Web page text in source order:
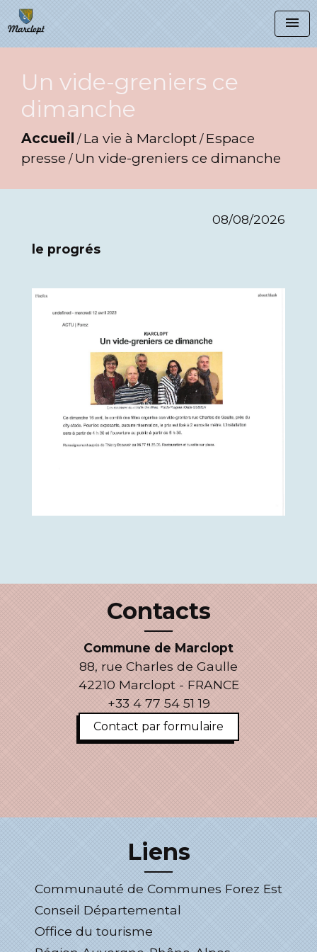
menu
Un vide-greniers ce
dimanche
Accueil / La vie à Marclopt / Espace
presse / Un vide-greniers ce dimanche
08/08/2026
le progrés
Contacts
Commune de Marclopt
88, rue Charles de Gaulle
42210 Marclopt - FRANCE
+33 4 77 54 51 19
Contact par formulaire
Liens
Communauté de Communes Forez Est
Conseil Départemental
Office du tourisme